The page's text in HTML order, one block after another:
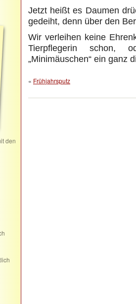
den
Jetzt heißt es Daumen
gedeiht, denn über den
Wir verleihen keine
Tierpflegerin schon,
„Minimäuschen“ ein ganz
« Frühjahrsputz